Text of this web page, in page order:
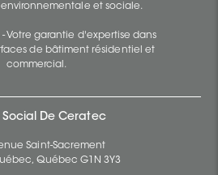
et sociale.
Votre garantie d'expertise dans
de bâtiment résidentiel et
commercial.
Social De Ceratec
Saint-Sacrement
Québec G1N 3Y3